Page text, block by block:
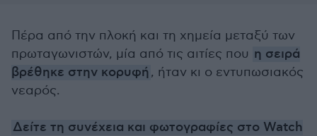
Πέρα από την πλοκή και τη χημεία μεταξύ των
πρωταγωνιστών, μία από τις αιτίες που η σειρά
βρέθηκε στην κορυφή, ήταν κι ο εντυπωσιακός
νεαρός.
Δείτε τη συνέχεια και φωτογραφίες στο Watch